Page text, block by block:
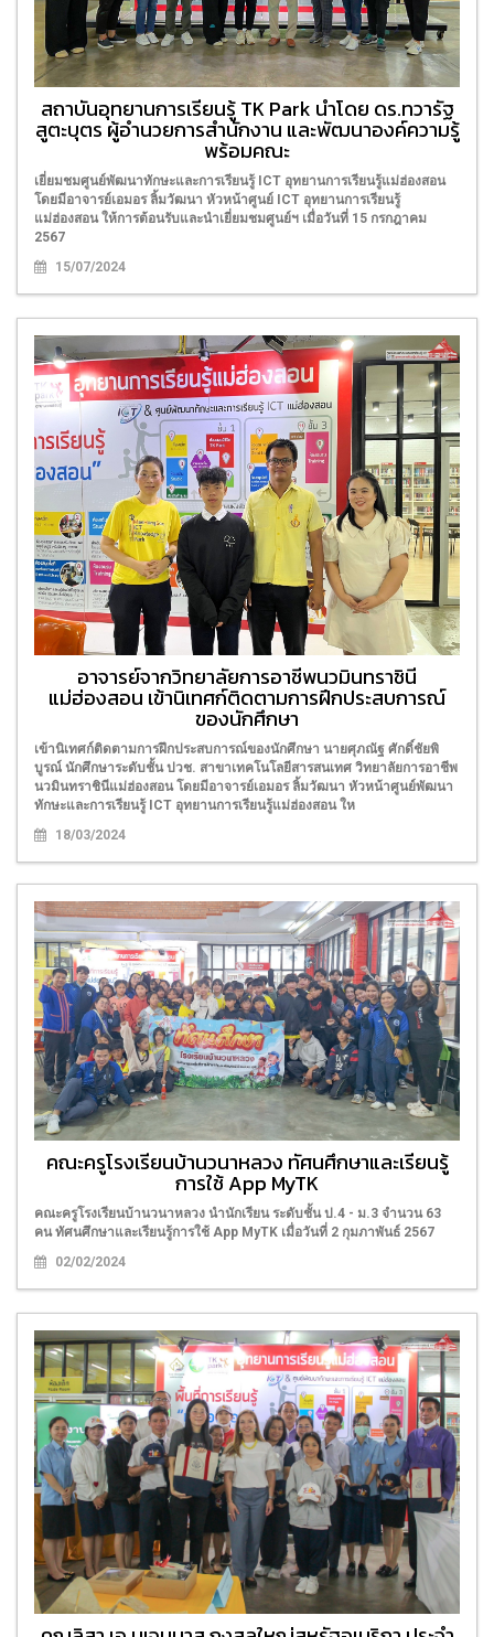
สถาบันอุทยานการเรียนรู้ TK Park นำโดย ดร.ทวารัฐ
สูตะบุตร ผู้อำนวยการสำนักงาน และพัฒนาองค์ความรู้
พร้อมคณะ
เยี่ยมชมศูนย์พัฒนาทักษะและการเรียนรู้ ICT อุทยานการเรียนรู้แม่ฮ่องสอน
โดยมีอาจารย์เอมอร ลิ้มวัฒนา หัวหน้าศูนย์ ICT อุทยานการเรียนรู้
แม่ฮ่องสอน ให้การต้อนรับและนำเยี่ยมชมศูนย์ฯ เมื่อวันที่ 15 กรกฎาคม
2567
15/07/2024
อาจารย์จากวิทยาลัยการอาชีพนวมินทราชินี
แม่ฮ่องสอน เข้านิเทศก์ติดตามการฝึกประสบการณ์
ของนักศึกษา
เข้านิเทศก์ติดตามการฝึกประสบการณ์ของนักศึกษา นายศุภณัฐ ศักดิ์ชัยพิ
บูรณ์ นักศึกษาระดับชั้น ปวช. สาขาเทคโนโลยีสารสนเทศ วิทยาลัยการอาชีพ
นวมินทราชินีแม่ฮ่องสอน โดยมีอาจารย์เอมอร ลิ้มวัฒนา หัวหน้าศูนย์พัฒนา
ทักษะและการเรียนรู้ ICT อุทยานการเรียนรู้แม่ฮ่องสอน ให
18/03/2024
คณะครูโรงเรียนบ้านวนาหลวง ทัศนศึกษาและเรียนรู้
การใช้ App MyTK
คณะครูโรงเรียนบ้านวนาหลวง นำนักเรียน ระดับชั้น ป.4 - ม.3 จำนวน 63
คน ทัศนศึกษาและเรียนรู้การใช้ App MyTK เมื่อวันที่ 2 กุมภาพันธ์ 2567
02/02/2024